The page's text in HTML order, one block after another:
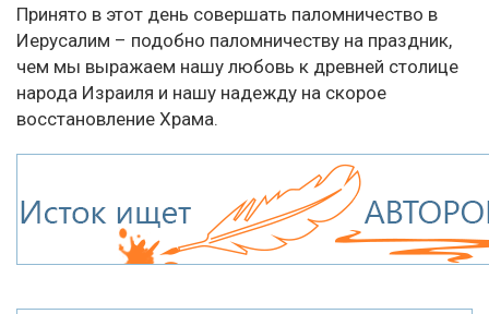
Принято в этот день совершать паломничество в
Иерусалим – подобно паломничеству на праздник,
чем мы выражаем нашу любовь к древней столице
народа Израиля и нашу надежду на скорое
восстановление Храма.